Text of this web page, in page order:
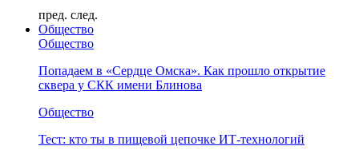
пред. след.
Общество
Общество
Попадаем в «Сердце Омска». Как прошло открытие
сквера у СКК имени Блинова
Общество
Тест: кто ты в пищевой цепочке ИТ-технологий